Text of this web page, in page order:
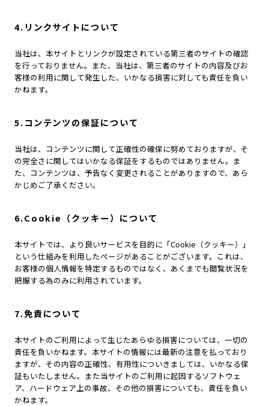
4.リンクサイトについて
当社は、本サイトとリンクが設定されている第三者のサイトの確認
を行っておりません。また、当社は、第三者のサイトの内容及びお
客様の利用に関して発生した、いかなる損害に対しても責任を負い
かねます。
5.コンテンツの保証について
当社は、コンテンツに関して正確性の確保に努めておりますが、そ
の完全さに関してはいかなる保証をするものではありません。ま
た、コンテンツは、予告なく変更されることがありますので、あら
かじめご了承ください。
6.Cookie（クッキー）について
本サイトでは、より良いサービスを目的に「Cookie（クッキー）」
という仕組みを利用したページがあることがございます。これは、
お客様の個人情報を特定するものではなく、あくまでも閲覧状況を
把握する為のみに利用されています。
7.免責について
本サイトのご利用によって生じたあらゆる損害については、一切の
責任を負いかねます。本サイトの情報には最新の注意を払っており
ますが、その内容の正確性、有用性についきましては、いかなる保
証もいたしません。また当サイトのご利用に起因するソフトウェ
ア、ハードウェア上の事故、その他の損害についても、責任を負い
かねます。